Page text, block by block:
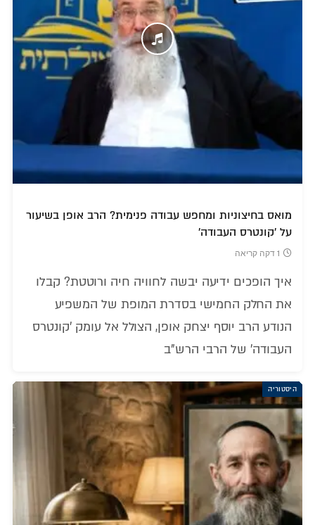
מואס בחיצוניות ומחפש עבודה פנימית? הרב אופן בשיעור
על 'קונטרס העבודה'
1 דקה קריאה
איך הופכים ידיעה יבשה לחוויה חיה ורוטטת? קבלו
את החלק החמישי בסדרת המופת של המשפיע
הנודע הרב יוסף יצחק אופן, הצולל אל עומק 'קונטרס
העבודה' של הרבי הרש"ב
היסטוריה